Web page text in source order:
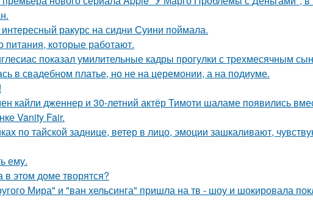
ракурс на сидни Суини поймала.
питания, которые работают.
показал умилительные кадры прогулки с трехмесячным
в свадебном платье, но не на церемонии, а на подиуме.
кайли дженнер и 30-летний актёр Тимоти шаламе появились
Vanity Fair.
по тайской заднице, ветер в лицо, эмоции зашкаливают,
ему.
в этом доме творятся?
Мира" и "ван хельсинга" пришла на тв - шоу и шокировала